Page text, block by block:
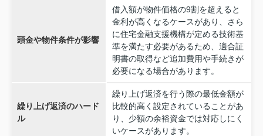
頭金や物件条件が影響
借入額が物件価格の9割を超えると
金利が高くなるケースがあり、さら
に住宅金融支援機構が定める技術基
準を満たす必要があるため、適合証
明書の取得など追加費用や手続きが
必要になる場合があります。
繰り上げ返済のハード
ル
繰り上げ返済を行う際の最低金額が
比較的高く設定されていることがあ
り、少額の余裕資金では対応しにく
いケースがあります。